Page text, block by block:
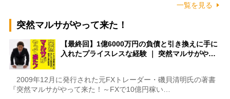
一覧を見る
突然マルサがやって来た！
【最終回】1億6000万円の負債と引き換えに手に
入れたプライスレスな経験 ｜ 突然マルサがや…
2009年12月に発行された元FXトレーダー・磯貝清明氏の著書
『突然マルサがやって来た！～FXで10億円稼い…